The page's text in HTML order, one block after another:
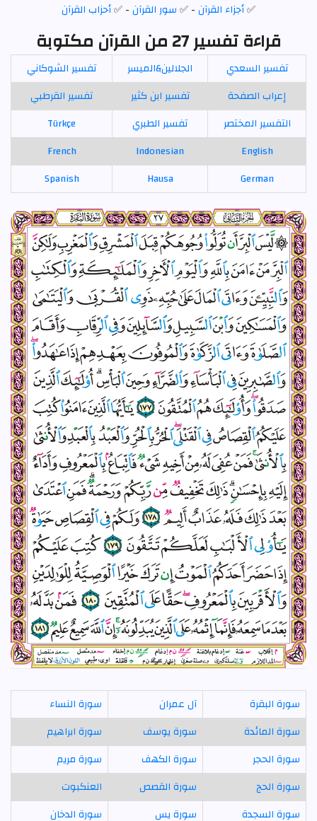
✅أجزاء القرآن- ✅سور القرآن- ✅أحزاب القرآن
قراءة تفسير 27 من القرآن مكتوبة
تفسير السعدي الجلالين&الميسر
تفسير الشوكاني
إعراب الصفحة
تفسير ابن كثير
تفسير القرطبي
التفسير المختصر
تفسير الطبري
Türkçe
English
Indonesian
French
German
Hausa
Spanish
سورة البقرة آل عمران
سورة النساء
سورة المائدة
سورة يوسف
سورة ابراهيم
سورة الحجر
سورة الكهف
سورة مريم
سورة الحج
سورة القصص
العنكبوت
سورة السجدة
سورة يس سورة الدخان